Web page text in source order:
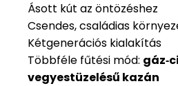
Ásott kút az öntözéshez
Csendes, családias
Kétgenerációs kialakítás
Többféle fűtési mód:
vegyestüzelésű kazán